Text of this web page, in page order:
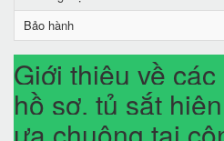
Bảo hành
Giới thiệu về
hồ sơ, tủ sắt